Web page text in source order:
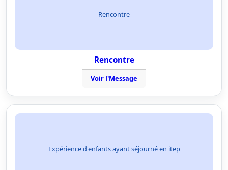
Rencontre
Rencontre
Voir l'Message
Expérience d'enfants ayant séjourné en itep